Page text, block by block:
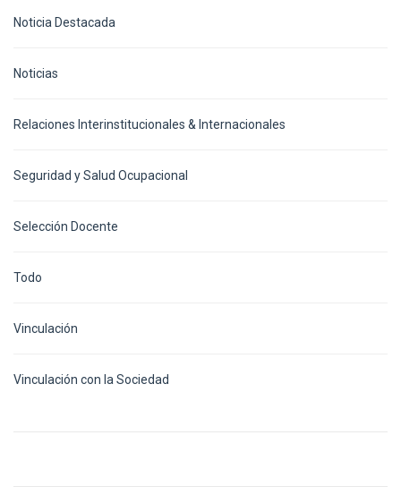
Noticia Destacada
Noticias
Relaciones Interinstitucionales & Internacionales
Seguridad y Salud Ocupacional
Selección Docente
Todo
Vinculación
Vinculación con la Sociedad